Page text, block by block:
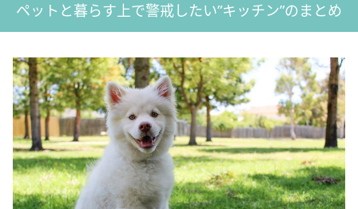
ペットと暮らす上で警戒したい”キッチン”のまとめ